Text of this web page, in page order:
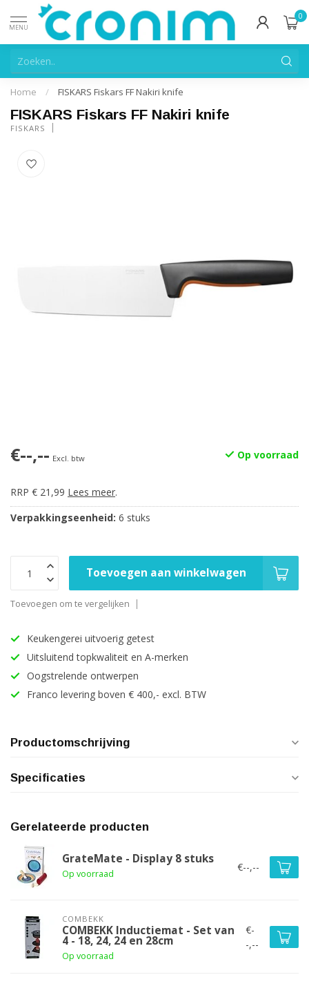
MENU
0
Home / FISKARS Fiskars FF Nakiri knife
FISKARS Fiskars FF Nakiri knife
FISKARS
€--,-- Excl. btw Op voorraad
RRP € 21,99 Lees meer.
Verpakkingseenheid: 6 stuks
Toevoegen aan winkelwagen
Toevoegen om te vergelijken
Keukengerei uitvoerig getest
Uitsluitend topkwaliteit en A-merken
Oogstrelende ontwerpen
Franco levering boven € 400,- excl. BTW
Productomschrijving
Specificaties
Gerelateerde producten
GrateMate - Display 8 stuks
Op voorraad
€--,--
COMBEKK
COMBEKK Inductiemat - Set van
4 - 18, 24, 24 en 28cm
Op voorraad
€-
-,--